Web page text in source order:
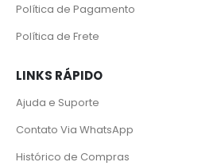
Política de Pagamento
Política de Frete
LINKS RÁPIDO
Ajuda e Suporte
Contato Via WhatsApp
Histórico de Compras